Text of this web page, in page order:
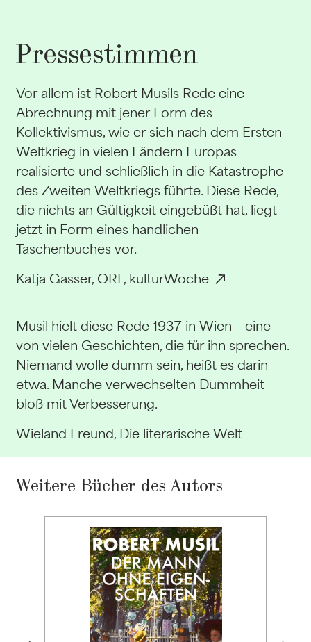
Pressestimmen
Vor allem ist Robert Musils Rede eine
Abrechnung mit jener Form des
Kollektivismus, wie er sich nach dem Ersten
Weltkrieg in vielen Ländern Europas
realisierte und schließlich in die Katastrophe
des Zweiten Weltkriegs führte. Diese Rede,
die nichts an Gültigkeit eingebüßt hat, liegt
jetzt in Form eines handlichen
Taschenbuches vor.
Katja Gasser, ORF, kulturWoche
Musil hielt diese Rede 1937 in Wien – eine
von vielen Geschichten, die für ihn sprechen.
Niemand wolle dumm sein, heißt es darin
etwa. Manche verwechselten Dummheit
bloß mit Verbesserung.
Wieland Freund, Die literarische Welt
Weitere Bücher des Autors